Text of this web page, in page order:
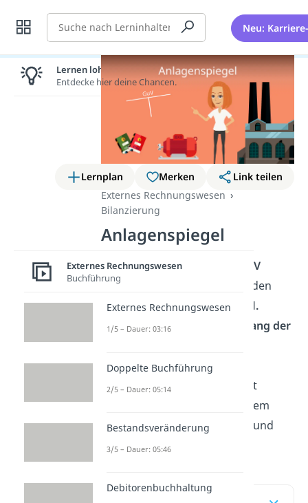
Suche Neu:
Lernplan Merken
Link teilen
Externes Rechnungswesen
Bilanzierung
Anlagenspiegel
Neben derBilanz
GuV
erstellen viele Unternehmen den
sogenanntenAnlagenspiegel.
Dieser bezeichnet einen
Anhang der
Veränderungen des
Anlagevermögens
dargestellt
werden. Wir zeigen dir an einem
Beispiel, wie er aufgebaut ist und
wie du ihn erstellst.
Lernen lohnt sich!
Entdecke hier deine Chancen.
Externes Rechnungswesen
Buchführung
Externes Rechnungswesen
1/5 – Dauer: 03:16
Doppelte Buchführung
2/5 – Dauer: 05:14
Bestandsveränderung
3/5 – Dauer: 05:46
Debitorenbuchhaltung